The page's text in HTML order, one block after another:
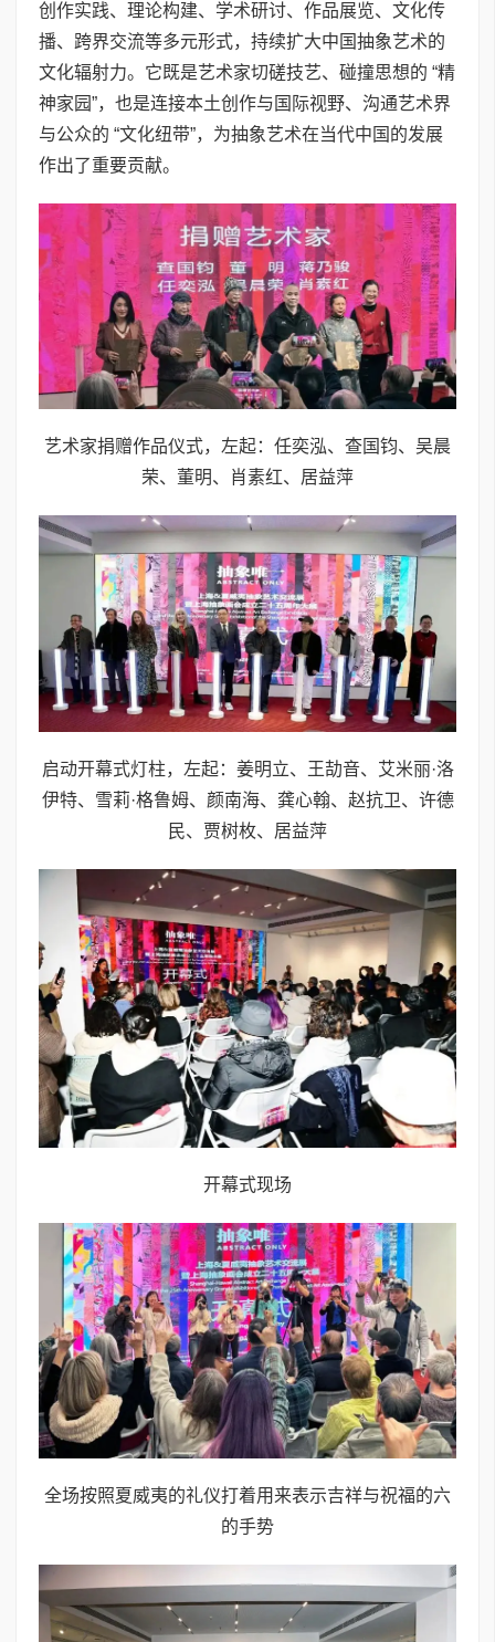
创作实践、理论构建、学术研讨、作品展览、文化传
播、跨界交流等多元形式，持续扩大中国抽象艺术的
文化辐射力。它既是艺术家切磋技艺、碰撞思想的 “精
神家园”，也是连接本土创作与国际视野、沟通艺术界
与公众的 “文化纽带”，为抽象艺术在当代中国的发展
作出了重要贡献。
艺术家捐赠作品仪式，左起：任奕泓、查国钧、吴晨
荣、董明、肖素红、居益萍
启动开幕式灯柱，左起：姜明立、王劼音、艾米丽·洛
伊特、雪莉·格鲁姆、颜南海、龚心翰、赵抗卫、许德
民、贾树枚、居益萍
开幕式现场
全场按照夏威夷的礼仪打着用来表示吉祥与祝福的六
的手势